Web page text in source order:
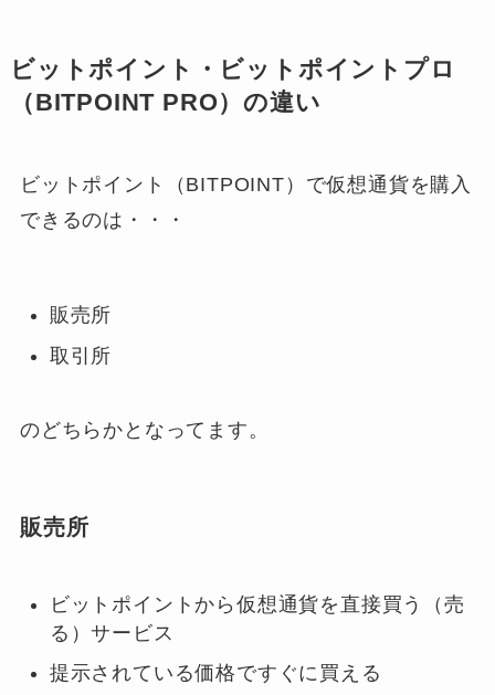
ビットポイント・ビットポイントプロ
（BITPOINT PRO）の違い
ビットポイント（BITPOINT）で仮想通貨を購入
できるのは・・・
販売所
取引所
のどちらかとなってます。
販売所
ビットポイントから仮想通貨を直接買う（売
る）サービス
提示されている価格ですぐに買える